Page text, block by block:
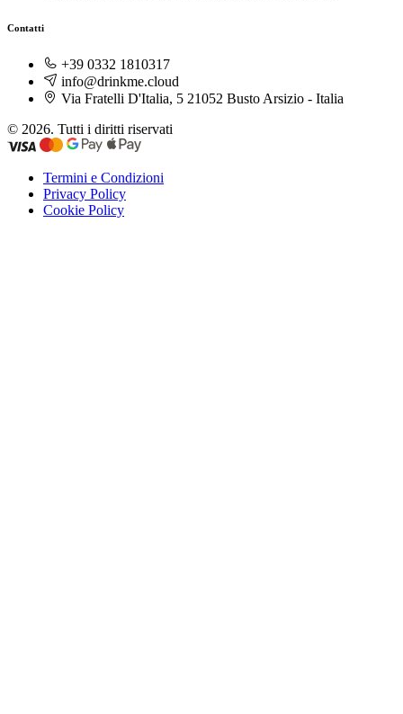
Contatti
+39 0332 1810317
info@drinkme.cloud
Via Fratelli D'Italia, 5 21052 Busto Arsizio - Italia
© 2026. Tutti i diritti riservati
Termini e Condizioni
Privacy Policy
Cookie Policy